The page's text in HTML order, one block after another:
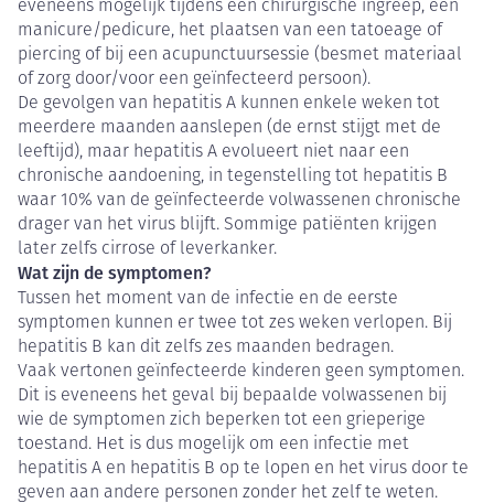
eveneens mogelijk tijdens een chirurgische ingreep, een
manicure/pedicure, het plaatsen van een tatoeage of
piercing of bij een acupunctuursessie (besmet materiaal
of zorg door/voor een geïnfecteerd persoon).
De gevolgen van hepatitis A kunnen enkele weken tot
meerdere maanden aanslepen (de ernst stijgt met de
leeftijd), maar hepatitis A evolueert niet naar een
chronische aandoening, in tegenstelling tot hepatitis B
waar 10% van de geïnfecteerde volwassenen chronische
drager van het virus blijft. Sommige patiënten krijgen
later zelfs cirrose of leverkanker.
Wat zijn de symptomen?
Tussen het moment van de infectie en de eerste
symptomen kunnen er twee tot zes weken verlopen. Bij
hepatitis B kan dit zelfs zes maanden bedragen.
Vaak vertonen geïnfecteerde kinderen geen symptomen.
Dit is eveneens het geval bij bepaalde volwassenen bij
wie de symptomen zich beperken tot een grieperige
toestand. Het is dus mogelijk om een infectie met
hepatitis A en hepatitis B op te lopen en het virus door te
geven aan andere personen zonder het zelf te weten.